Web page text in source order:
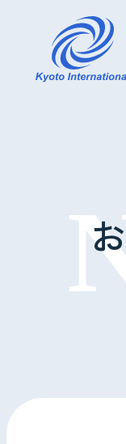
掃除・
会社情報